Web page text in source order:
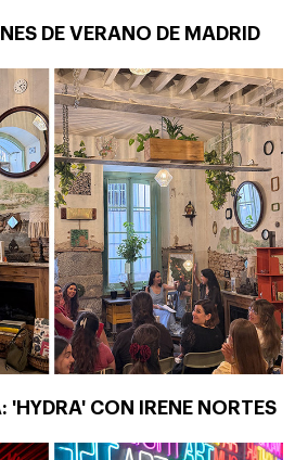
DE VERANO DE MADRID
'HYDRA' CON IRENE NORTES